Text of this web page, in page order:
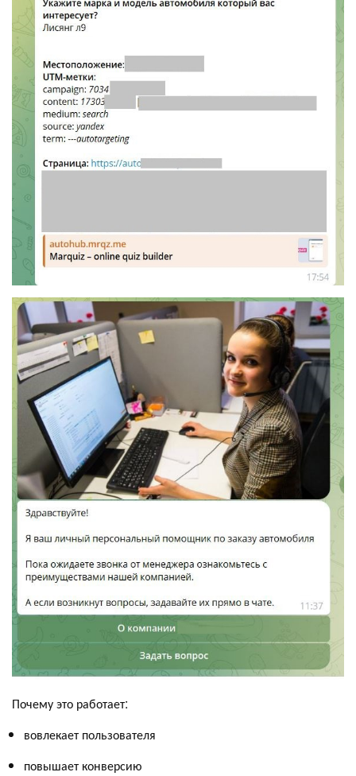
Почему это работает:
вовлекает пользователя
повышает конверсию